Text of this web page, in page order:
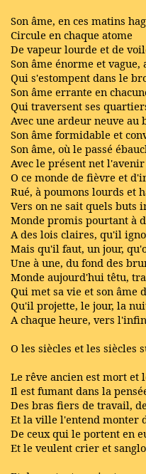
Son âme, en ces matins
Circule en chaque atome
De vapeur lourde et de
Son âme énorme et
Qui s'estompent dans le
Son âme errante en
Qui traversent ses
Avec une ardeur neuve au
Son âme formidable et
Son âme, où le passé
Avec le présent net
O ce monde de fièvre et
Rué, à poumons lourds et
Vers on ne sait quels buts
Monde promis pourtant à
A des lois claires, qu'il
Mais qu'il faut, un jour,
Une à une, du fond des
Monde aujourd'hui têtu,
Qui met sa vie et son âme
Qu'il projette, le jour, la
A chaque heure, vers
O les siècles et les siècles
Le rêve ancien est mort et
Il est fumant dans la
Des bras fiers de travail,
Et la ville l'entend monter
De ceux qui le portent en
Et le veulent crier et